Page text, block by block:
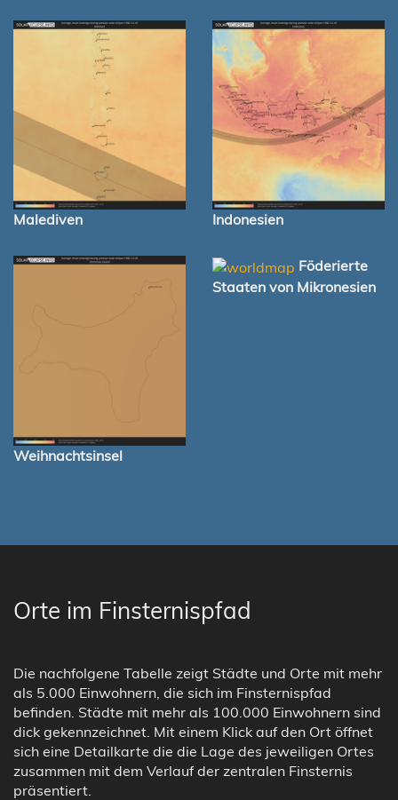
Malediven Indonesien
Weihnachtsinsel
Föderierte
Staaten von Mikronesien
Orte im Finsternispfad
Die nachfolgene Tabelle zeigt Städte und Orte mit mehr
als 5.000 Einwohnern, die sich im Finsternispfad
befinden. Städte mit mehr als 100.000 Einwohnern sind
dick gekennzeichnet. Mit einem Klick auf den Ort öffnet
sich eine Detailkarte die die Lage des jeweiligen Ortes
zusammen mit dem Verlauf der zentralen Finsternis
präsentiert.